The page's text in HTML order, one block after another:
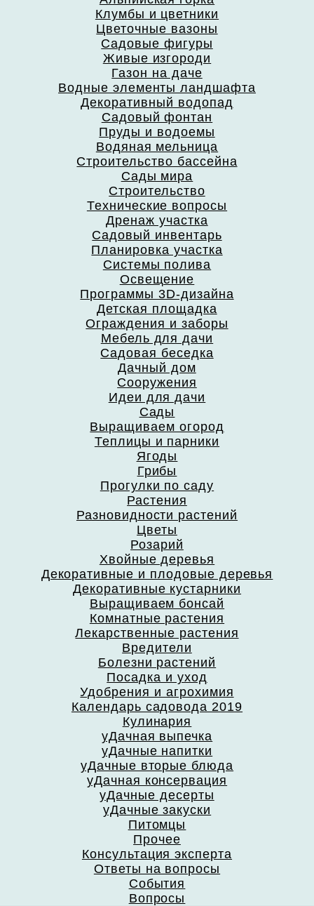
Клумбы и цветники
Цветочные вазоны
Садовые фигуры
Живые изгороди
Газон на даче
Водные элементы ландшафта
Декоративный водопад
Садовый фонтан
Пруды и водоемы
Водяная мельница
Строительство бассейна
Сады мира
Строительство
Технические вопросы
Дренаж участка
Садовый инвентарь
Планировка участка
Системы полива
Освещение
Программы 3D-дизайна
Детская площадка
Ограждения и заборы
Мебель для дачи
Садовая беседка
Дачный дом
Сооружения
Идеи для дачи
Сады
Выращиваем огород
Теплицы и парники
Ягоды
Грибы
Прогулки по саду
Растения
Разновидности растений
Цветы
Розарий
Хвойные деревья
Декоративные и плодовые деревья
Декоративные кустарники
Выращиваем бонсай
Комнатные растения
Лекарственные растения
Вредители
Болезни растений
Посадка и уход
Удобрения и агрохимия
Календарь садовода 2019
Кулинария
уДачная выпечка
уДачные напитки
уДачные вторые блюда
уДачная консервация
уДачные десерты
уДачные закуски
Питомцы
Прочее
Консультация эксперта
Ответы на вопросы
События
Вопросы